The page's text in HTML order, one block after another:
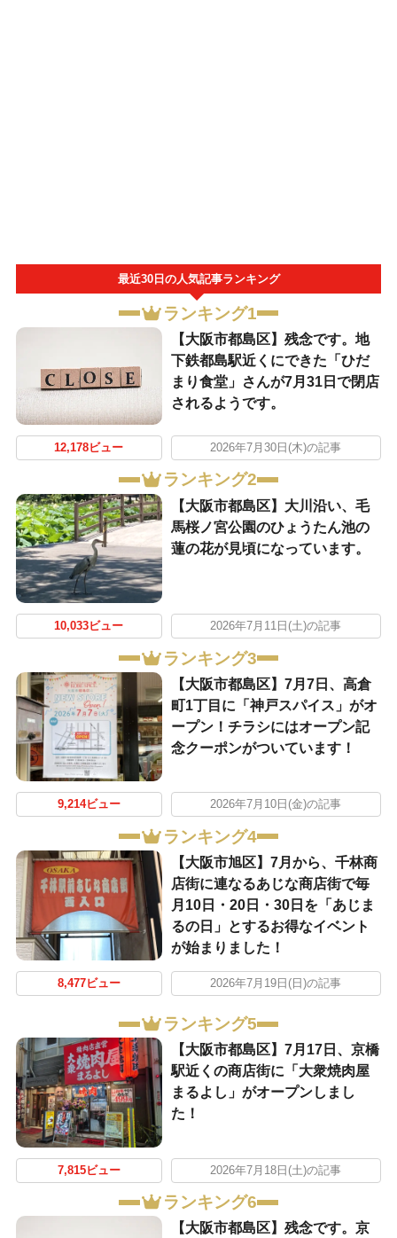
最近30日の人気記事ランキング
ランキング1
【大阪市都島区】残念です。地
下鉄都島駅近くにできた「ひだ
まり食堂」さんが7月31日で閉店
されるようです。
12,178ビュー 2026年7月30日(木)の記事
ランキング2
【大阪市都島区】大川沿い、毛
馬桜ノ宮公園のひょうたん池の
蓮の花が見頃になっています。
10,033ビュー 2026年7月11日(土)の記事
ランキング3
【大阪市都島区】7月7日、高倉
町1丁目に「神戸スパイス」がオ
ープン！チラシにはオープン記
念クーポンがついています！
9,214ビュー 2026年7月10日(金)の記事
ランキング4
【大阪市旭区】7月から、千林商
店街に連なるあじな商店街で毎
月10日・20日・30日を「あじま
るの日」とするお得なイベント
が始まりました！
8,477ビュー 2026年7月19日(日)の記事
ランキング5
【大阪市都島区】7月17日、京橋
駅近くの商店街に「大衆焼肉屋
まるよし」がオープンしまし
た！
7,815ビュー 2026年7月18日(土)の記事
ランキング6
【大阪市都島区】残念です。京